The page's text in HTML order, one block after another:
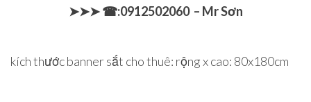
➤➤➤ ☎:0912502060 – Mr Sơn
kích thước banner sắt cho thuê: rộng x cao: 80x180cm